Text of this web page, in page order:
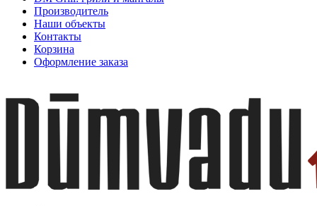
Производитель
Наши объекты
Контакты
Корзина
Оформление заказа